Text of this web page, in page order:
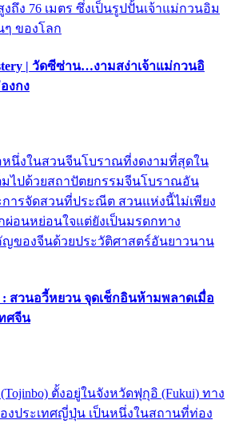
ถึง 76 เมตร ซึ่งเป็นรูปปั้นเจ้าแม่กวนอิม
ของโลก
| วัดซีซ่าน…งามสง่าเจ้าแม่กวนอิ
งกง
นึ่งในสวนจีนโบราณที่งดงามที่สุดใน
ต็มไปด้วยสถาปัตยกรรมจีนโบราณอัน
ารจัดสวนที่ประณีต สวนแห่งนี้ไม่เพียง
อนหย่อนใจแต่ยังเป็นมรดกทาง
ของจีนด้วยประวัติศาสตร์อันยาวนาน
: สวนอวี้หยวน จุดเช็กอินห้ามพลาดเมื่อ
ศจีน
ตั้งอยู่ในจังหวัดฟุกุอิ (Fukui) ทาง
งประเทศญี่ปุ่น เป็นหนึ่งในสถานที่ท่อง